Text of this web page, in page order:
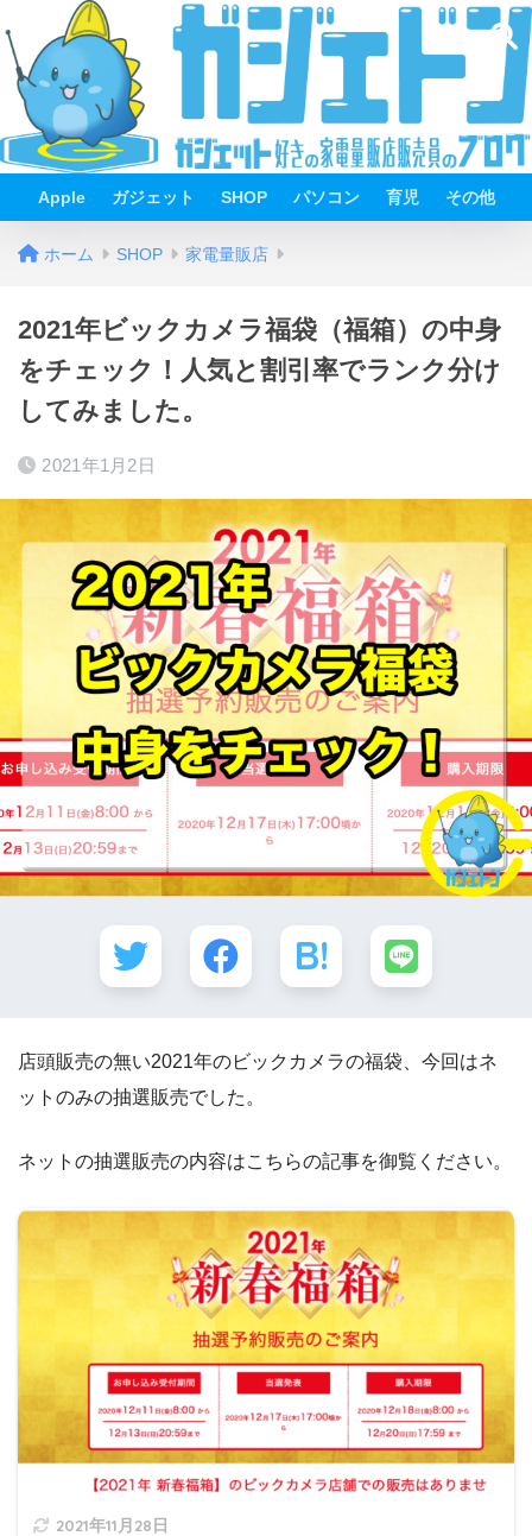
Apple ガジェット SHOP パソコン 育児 その他
ホーム SHOP 家電量販店
2021年ビックカメラ福袋（福箱）の中身
をチェック！人気と割引率でランク分け
してみました。
2021年1月2日
店頭販売の無い2021年のビックカメラの福袋、今回はネ
ットのみの抽選販売でした。
ネットの抽選販売の内容はこちらの記事を御覧ください。
2021年11月28日